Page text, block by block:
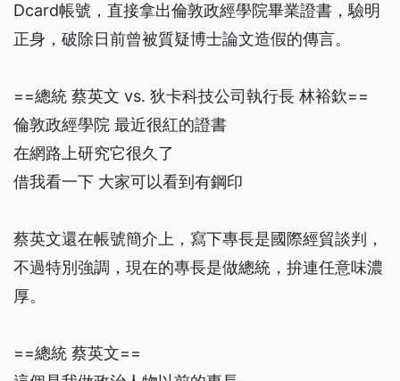
Dcard帳號，直接拿出倫敦政經學院畢業證書，驗明
正身，破除日前曾被質疑博士論文造假的傳言。
==總統 蔡英文 vs. 狄卡科技公司執行長 林裕欽==
倫敦政經學院 最近很紅的證書
在網路上研究它很久了
借我看一下 大家可以看到有鋼印
蔡英文還在帳號簡介上，寫下專長是國際經貿談判，
不過特別強調，現在的專長是做總統，拚連任意味濃
厚。
==總統 蔡英文==